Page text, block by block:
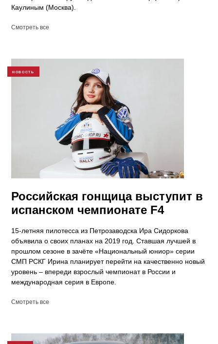
Каулиным (Москва).
Смотреть все
НОВОСТЬ
Российская гонщица выступит в
испанском чемпионате F4
15-летняя пилотесса из Петрозаводска Ира Сидоркова
объявила о своих планах на 2019 год. Ставшая лучшей в
прошлом сезоне в зачёте «Национальный юниор» серии
СМП РСКГ Ирина планирует перейти на качественно новый
уровень – впереди взрослый чемпионат в России и
международная серия в Европе.
Смотреть все